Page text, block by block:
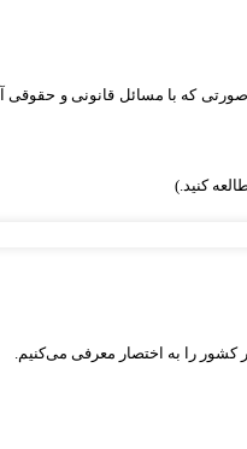
که با مسائل قانونی و حقوقی
کنید.)
کشور را به‌ اختصار معرفی می‌کنیم.